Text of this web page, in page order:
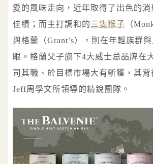
愛的風味走向，近年取得了出色的
佳績；而主打調和的三隻猴子 （
與格蘭（Grant’s），則在年輕族群
眼。格蘭父子旗下4大威士忌品牌在
司其職、於目標市場大有斬獲，其
Jeff周學文所領導的精銳團隊。